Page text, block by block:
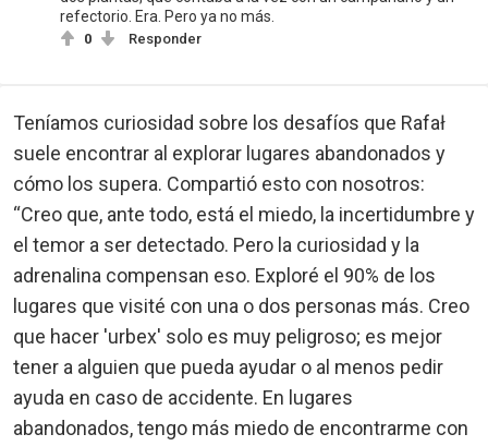
refectorio. Era. Pero ya no más.
0 Responder
Teníamos curiosidad sobre los desafíos que Rafał
suele encontrar al explorar lugares abandonados y
cómo los supera. Compartió esto con nosotros:
“Creo que, ante todo, está el miedo, la incertidumbre y
el temor a ser detectado. Pero la curiosidad y la
adrenalina compensan eso. Exploré el 90% de los
lugares que visité con una o dos personas más. Creo
que hacer 'urbex' solo es muy peligroso; es mejor
tener a alguien que pueda ayudar o al menos pedir
ayuda en caso de accidente. En lugares
abandonados, tengo más miedo de encontrarme con